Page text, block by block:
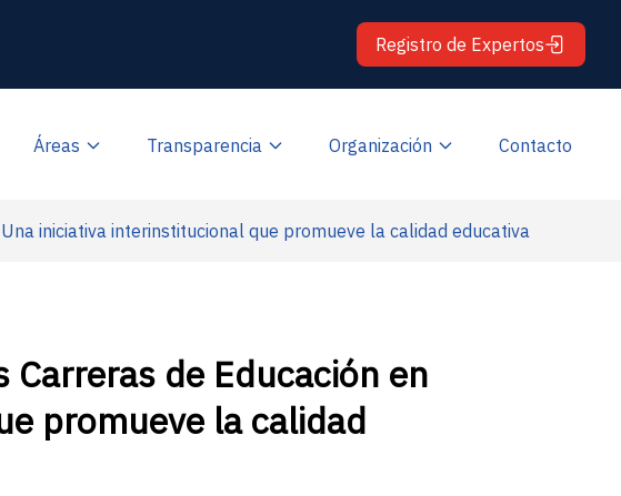
Registro de Expertos
Áreas Transparencia Organización Contacto
iniciativa interinstitucional que promueve la calidad educativa
de Educación en
promueve la calidad